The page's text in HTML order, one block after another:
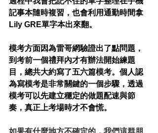
記事本隨時複習，也會利用通勤時間拿
Lily GRE單字本出來翻。
模考方面因為雷哥網驗證出了點問題，
到考前一個禮拜內才有辦法開始練題
目，總共大約寫了五六篇模考。個人認
為寫模考是非常關鍵的一個步驟，透過
模考可以先建立穩定的做題配速與節
奏，真正上考場時才不會慌。